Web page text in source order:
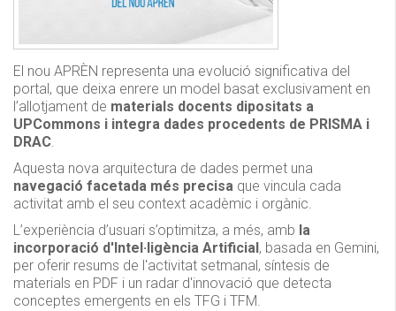
El nou APRÈN representa una evolució significativa del
portal, que deixa enrere un model basat exclusivament en
l’allotjament de materials docents dipositats a
UPCommons i integra dades procedents de PRISMA i
DRAC.
Aquesta nova arquitectura de dades permet una
navegació facetada més precisa que vincula cada
activitat amb el seu context acadèmic i orgànic.
L’experiència d’usuari s’optimitza, a més, amb la
incorporació d'Intel·ligència Artificial , basada en Gemini,
per oferir resums de l'activitat setmanal, síntesis de
materials en PDF i un radar d'innovació que detecta
conceptes emergents en els TFG i TFM.